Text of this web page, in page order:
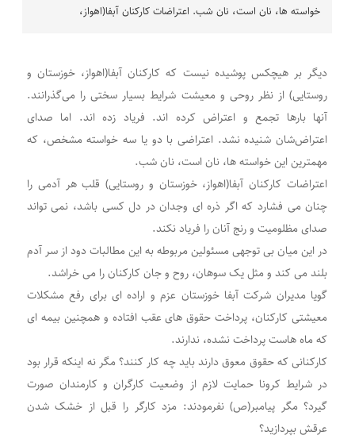
خواسته ها، نان است، نان شب. اعتراضات کارکنان آبفا(اهواز،
دیگر بر هیچکس پوشیده نیست که کارکنان آبفا(اهواز، خوزستان و
روستایی) از نظر روحی و معیشت شرایط بسیار سختی را می‌گذرانند.
آنها بارها تجمع و اعتراض کرده اند. فریاد زده اند. اما صدای‌
اعتراض‌شان شنیده نشد. اعتراضی با دو یا سه خواسته مشخص، که
مهمترین این خواسته ها، نان است، نان شب.
اعتراضات کارکنان آبفا(اهواز، خوزستان و روستایی) قلب هر آدمی را
چنان می فشارد که اگر ذره ای وجدان در دل کسی باشد، نمی تواند
صدای مظلومیت و رنج آنان را فریاد نکند.
در این میان بی توجهی مسئولین مربوطه به این مطالبات دود از سر آدم
بلند می کند و مثل یک سوهان، روح و جان کارکنان را می خراشد.
گویا مدیران شرکت آبفا خوزستان عزم و اراده ای برای رفع مشکلات
معیشتی کارکنان، پرداخت حقوق های عقب افتاده و همچنین بیمه ای
که ماه هاست پرداخت نشده، ندارند.
کارکنانی که حقوق معوق دارند باید چه کار کنند؟ مگر نه اینکه قرار بود
در شرایط کرونا حمایت لازم از وضعیت کارگران و کارمندان صورت
گیرد؟ مگر پیامبر(ص) نفرمودند: مزد کارگر را قبل از خشک شدن
عرقش بپردازید؟